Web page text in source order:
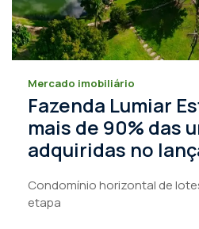
Mercado imobiliário
Fazenda Lumiar
mais de 90% das
adquiridas no
Condomínio horizontal de
etapa